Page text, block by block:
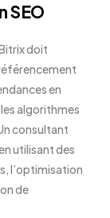
SEO
doit
en
algorithmes
consultant
utilisant des
l’optimisation
de